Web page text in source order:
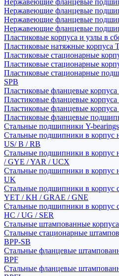
Нержавеющие фланцевые
Нержавеющие фланцевые
Нержавеющие фланцевые
Нержавеющие фланцевые
Пластиковые корпуса и узлы в
Пластиковые натяжные корпуса
Пластиковые стационарные
Пластиковые стационарные
Пластиковые стационарные
SPB
Пластиковые фланцевые корпуса
Пластиковые фланцевые корпуса
Пластиковые фланцевые корпуса
Пластиковые фланцевые
Стальные подшипники Y-bearings
Стальные подшипники в корпус
US/ B / RB
Стальные подшипники в корпус
/ GYE / YAR / UCX
Стальные подшипники в корпус
UK
Стальные подшипники в корпус
YET / KH / GRAE / GNE
Стальные подшипники в корпус
HC / UG / SER
Стальные штампованные
Стальные стационарные
BPP-SB
Стальные фланцевые
BPF
Стальные фланцевые